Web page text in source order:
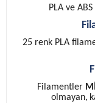
PLA ve
25 renk PLA
Filamentler
olmayan,